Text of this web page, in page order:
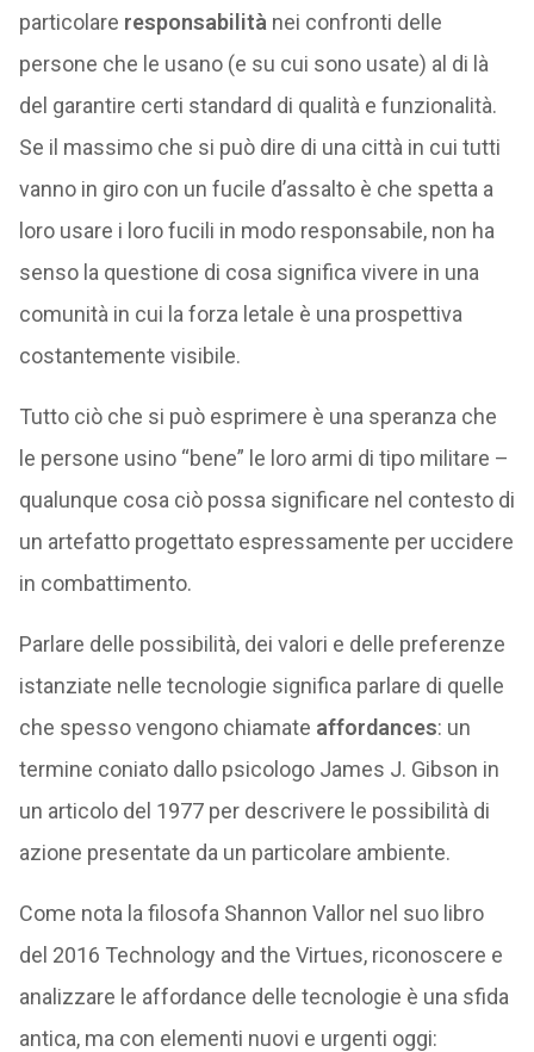
particolare responsabilità nei confronti delle
persone che le usano (e su cui sono usate) al di là
del garantire certi standard di qualità e funzionalità.
Se il massimo che si può dire di una città in cui tutti
vanno in giro con un fucile d’assalto è che spetta a
loro usare i loro fucili in modo responsabile, non ha
senso la questione di cosa significa vivere in una
comunità in cui la forza letale è una prospettiva
costantemente visibile.
Tutto ciò che si può esprimere è una speranza che
le persone usino “bene” le loro armi di tipo militare –
qualunque cosa ciò possa significare nel contesto di
un artefatto progettato espressamente per uccidere
in combattimento.
Parlare delle possibilità, dei valori e delle preferenze
istanziate nelle tecnologie significa parlare di quelle
che spesso vengono chiamate affordances: un
termine coniato dallo psicologo James J. Gibson in
un articolo del 1977 per descrivere le possibilità di
azione presentate da un particolare ambiente.
Come nota la filosofa Shannon Vallor nel suo libro
del 2016 Technology and the Virtues, riconoscere e
analizzare le affordance delle tecnologie è una sfida
antica, ma con elementi nuovi e urgenti oggi: